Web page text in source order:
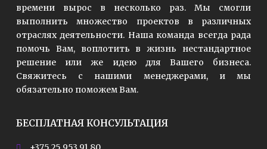
времени вырос в несколько раз. Мы смогли
выполнить множество проектов в различных
отраслях деятельности. Наша команда всегда рада
помочь Вам, воплотить в жизнь нестандартное
решение или же идею для Вашего бизнеса.
Свяжитесь с нашими менеджерами, и мы
обязательно поможем Вам.
БЕСПЛАТНАЯ КОНСУЛЬТАЦИЯ